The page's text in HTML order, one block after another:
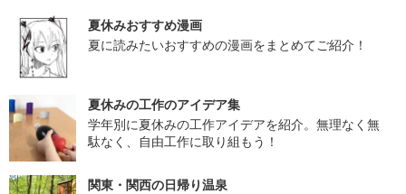
夏休みおすすめ漫画
夏に読みたいおすすめの漫画をまとめてご紹介！
夏休みの工作のアイデア集
学年別に夏休みの工作アイデアを紹介。無理なく無
駄なく、自由工作に取り組もう！
関東・関西の日帰り温泉